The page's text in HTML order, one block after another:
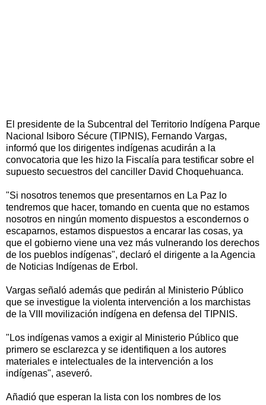
El presidente de la Subcentral del Territorio Indígena Parque
Nacional Isiboro Sécure (TIPNIS), Fernando Vargas,
informó que los dirigentes indígenas acudirán a la
convocatoria que les hizo la Fiscalía para testificar sobre el
supuesto secuestros del canciller David Choquehuanca.
"Si nosotros tenemos que presentarnos en La Paz lo
tendremos que hacer, tomando en cuenta que no estamos
nosotros en ningún momento dispuestos a escondernos o
escaparnos, estamos dispuestos a encarar las cosas, ya
que el gobierno viene una vez más vulnerando los derechos
de los pueblos indígenas", declaró el dirigente a la Agencia
de Noticias Indígenas de Erbol.
Vargas señaló además que pedirán al Ministerio Público
que se investigue la violenta intervención a los marchistas
de la VIII movilización indígena en defensa del TIPNIS.
"Los indígenas vamos a exigir al Ministerio Público que
primero se esclarezca y se identifiquen a los autores
materiales e intelectuales de la intervención a los
indígenas", aseveró.
Añadió que esperan la lista con los nombres de los